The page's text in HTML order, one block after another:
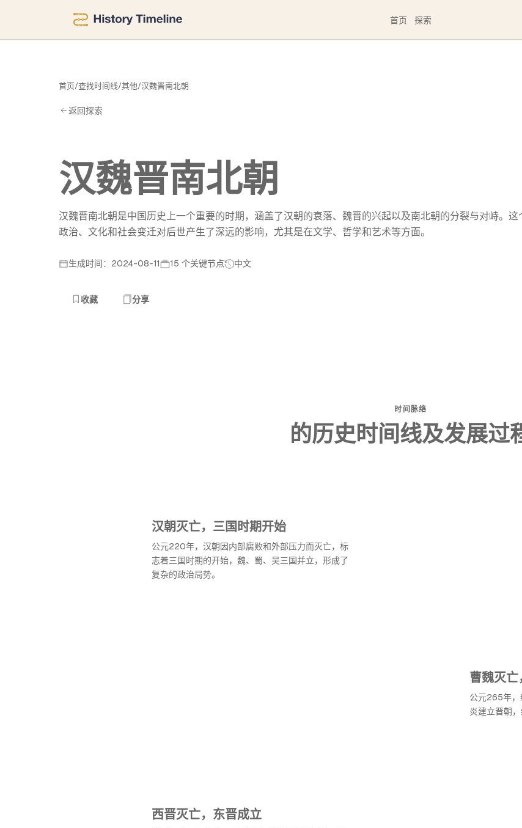
首页 探索
首页/查找时间线/其他/汉魏晋南北朝
返回探索
汉魏晋南北朝
汉魏晋南北朝是中国历史上一个重要的时期，涵盖了汉朝的衰落、魏晋的兴起以及南北朝的分裂与对峙。这
政治、文化和社会变迁对后世产生了深远的影响，尤其是在文学、哲学和艺术等方面。
生成时间：2024-08-11 15 个关键节点 中文
收藏 分享
时间脉络
的历史时间线及发展过
汉朝灭亡，三国时期开始
公元220年，汉朝因内部腐败和外部压力而灭亡，标
志着三国时期的开始，魏、蜀、吴三国并立，形成了
复杂的政治局势。
曹魏灭
公元265年，
炎建立晋朝
西晋灭亡，东晋成立